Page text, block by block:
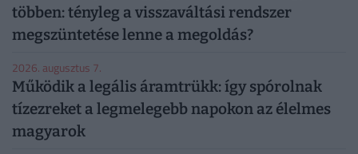
többen: tényleg a visszaváltási rendszer
megszüntetése lenne a megoldás?
2026. augusztus 7.
Működik a legális áramtrükk: így spórolnak
tízezreket a legmelegebb napokon az élelmes
magyarok